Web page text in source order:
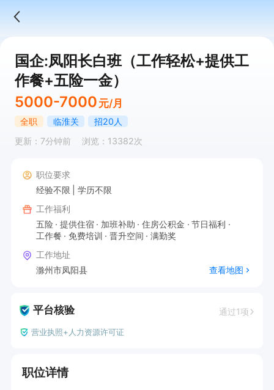
国企:凤阳长白班（工作轻松+提供工
作餐+五险一金）
5000-7000 元/月
全职 临淮关
招20人
更新：7分钟前
浏览：13382次
职位要求
经验不限
学历不限
工作福利
五险
提供住宿 加班补助 住房公积金
节日福利
工作餐
免费培训 晋升空间
满勤奖
工作地址
滁州市凤阳县
查看地图
平台核验 通过1项
营业执照+人力资源许可证
职位详情